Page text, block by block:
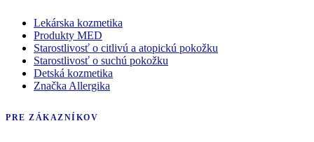
Lekárska kozmetika
Produkty MED
Starostlivosť o citlivú a atopickú pokožku
Starostlivosť o suchú pokožku
Detská kozmetika
Značka Allergika
PRE ZÁKAZNÍKOV